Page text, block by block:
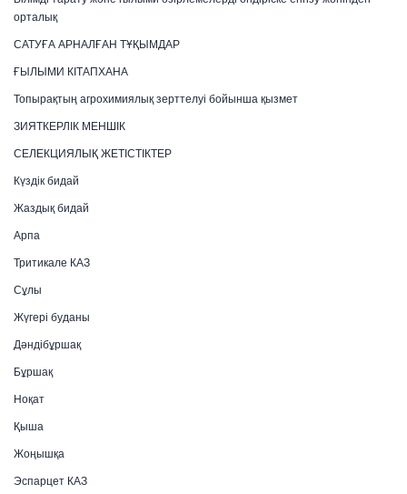
орталық
САТУҒА АРНАЛҒАН ТҰҚЫМДАР
ҒЫЛЫМИ КІТАПХАНА
Топырақтың агрохимиялық зерттелуі бойынша қызмет
ЗИЯТКЕРЛІК МЕНШІК
СЕЛЕКЦИЯЛЫҚ ЖЕТІСТІКТЕР
Күздік бидай
Жаздық бидай
Арпа
Тритикале КАЗ
Сұлы
Жүгері буданы
Дәндібұршақ
Бұршақ
Ноқат
Қыша
Жоңышқа
Эспарцет КАЗ